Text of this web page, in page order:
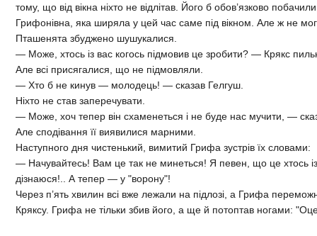
тому, що від вікна ніхто не відлітав. Його б обов’язково
Грифонівна, яка ширяла у цей час саме під вікном. Але ж не
Пташенята збуджено шушукалися.
— Може, хтось із вас когось підмовив це зробити? — Крякс
Але всі присягалися, що не підмовляли.
— Хто б не кинув — молодець! — сказав Гелгуш.
Ніхто не став заперечувати.
— Може, хоч тепер він схаменеться і не буде нас мучити, —
Але сподівання її виявилися марними.
Наступного дня чистенький, вимитий Грифа зустрів їх словами:
— Начувайтесь! Вам це так не минеться! Я певен, що це хтось із
дізнаюся!.. А тепер — у "ворону"!
Через п’ять хвилин всі вже лежали на підлозі, а Грифа
Кряксу. Грифа не тільки збив його, а ще й потоптав ногами: "Оце